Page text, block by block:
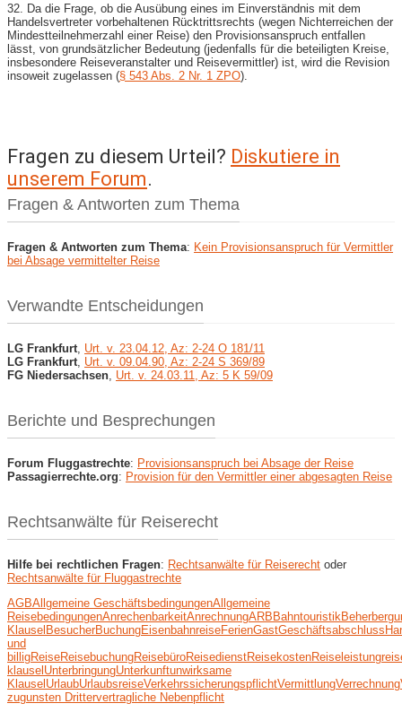
32. Da die Frage, ob die Ausübung eines im Einverständnis mit dem
Handelsvertreter vorbehaltenen Rücktrittsrechts (wegen Nichterreichen der
Mindestteilnehmerzahl einer Reise) den Provisionsanspruch entfallen
lässt, von grundsätzlicher Bedeutung (jedenfalls für die beteiligten Kreise,
insbesondere Reiseveranstalter und Reisevermittler) ist, wird die Revision
insoweit zugelassen (§ 543 Abs. 2 Nr. 1 ZPO).
Fragen zu diesem Urteil? Diskutiere in
unserem Forum.
Fragen & Antworten zum Thema
Fragen & Antworten zum Thema: Kein Provisionsanspruch für Vermittler
bei Absage vermittelter Reise
Verwandte Entscheidungen
LG Frankfurt Urt. v. 23.04.12, Az: 2-24 O 181/11
LG Frankfurt Urt. v. 09.04.90, Az: 2-24 S 369/89
FG Niedersachsen Urt. v. 24.03.11, Az: 5 K 59/09
Berichte und Besprechungen
Forum Fluggastrechte: Provisionsanspruch bei Absage der Reise
Passagierrechte.org: Provision für den Vermittler einer abgesagten Reise
Rechtsanwälte für Reiserecht
Hilfe bei rechtlichen Fragen: Rechtsanwälte für Reiserecht oder
Rechtsanwälte für Fluggastrechte
AGBAllgemeine GeschäftsbedingungenAllgemeine
ReisebedingungenAnrechenbarkeitAnrechnungARBBahntouristik
KlauselBesucherBuchungEisenbahnreiseFerienGastGeschäftsabschluss
und
billigReiseReisebuchungReisebüroReisedienstReisekostenReiseleistung
klauselUnterbringungUnterkunftunwirksame
KlauselUrlaubUrlaubsreiseVerkehrssicherungspflichtVermittlungVerrechnung
zugunsten Drittervertragliche Nebenpflicht